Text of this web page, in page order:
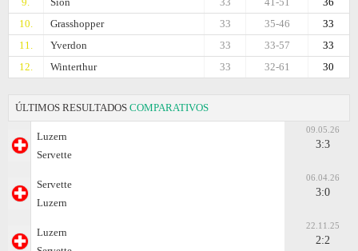
10.
Grasshopper 33
35-46
33
11.
Yverdon 33
33-57
33
12.
Winterthur 30
32-61
33
ÚLTIMOS RESULTADOS COMPARATIVOS
Luzern
Servette
09.05.26
3:3
Servette
Luzern
06.04.26
3:0
Luzern
22.11.25
2:2